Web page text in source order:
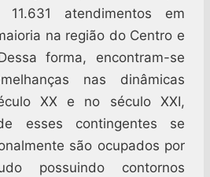
11.631 atendimentos em
na região do Centro e
forma, encontram-se
nas dinâmicas
XX e no século XXI,
esses contingentes se
são ocupados por
possuindo contornos